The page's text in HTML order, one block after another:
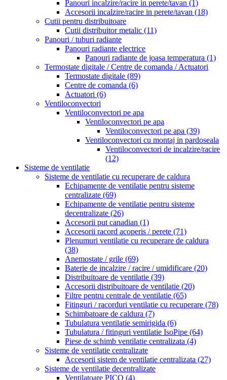
Panouri incalzire/racire in perete/tavan (1)
Accesorii incalzire/racire in perete/tavan (18)
Cutii pentru distribuitoare
Cutii distribuitor metalic (11)
Panouri / tuburi radiante
Panouri radiante electrice
Panouri radiante de joasa temperatura (1)
Termostate digitale / Centre de comanda / Actuatori
Termostate digitale (89)
Centre de comanda (6)
Actuatori (6)
Ventiloconvectori
Ventiloconvectori pe apa
Ventiloconvectori pe apa
Ventiloconvectori pe apa (39)
Ventiloconvectori cu montaj in pardoseala
Ventiloconvectori de incalzire/racire
(12)
Sisteme de ventilatie
Sisteme de ventilatie cu recuperare de caldura
Echipamente de ventilatie pentru sisteme
centralizate (69)
Echipamente de ventilatie pentru sisteme
decentralizate (26)
Accesorii put canadian (1)
Accesorii racord acoperis / perete (71)
Plenumuri ventilatie cu recuperare de caldura
(38)
Anemostate / grile (69)
Baterie de incalzire / racire / umidificare (20)
Distribuitoare de ventilatie (39)
Accesorii distribuitoare de ventilatie (20)
Filtre pentru centrale de ventilatie (65)
Fitinguri / racorduri ventilatie cu recuperare (78)
Schimbatoare de caldura (7)
Tubulatura ventilatie semirigida (6)
Tubulatura / fitinguri ventilatie IsoPipe (64)
Piese de schimb ventilatie centralizata (4)
Sisteme de ventilatie centralizate
Accesorii sistem de ventilatie centralizata (27)
Sisteme de ventilatie decentralizate
Ventilatoare PICO (4)